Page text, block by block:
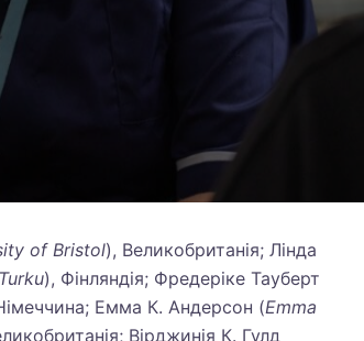
of Bristol), Великобританія; Лінда
Turku), Фінляндія; Фредеріке Тауберт
Емма К. Андерсон (Emma
Вірджинія К. Гулд